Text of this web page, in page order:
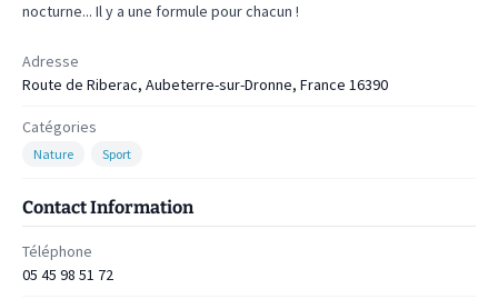
nocturne... Il y a une formule pour chacun !
Adresse
Route de Riberac, Aubeterre-sur-Dronne, France 16390
Catégories
Nature Sport
Contact Information
Téléphone
05 45 98 51 72